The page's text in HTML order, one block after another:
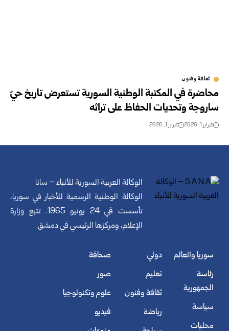
ثقافة وفنون
محاضرة في المكتبة الوطنية السورية تستعرض تاريخ حيّ
ساروجة وتحديات الحفاظ على تراثه
فبراير 1, 2026 فبراير 1, 2026
الوكالة العربية السورية للأنباء – سانا
الوكالة الوطنية الرسمية للأخبار في سوريا،
تأسست في 24 يونيو 1965. تتبع وزارة
الإعلام، ومركزها الرئيسي في دمشق.
سوريا والعالم
رئاسة
الجمهورية
سياسة
محليات
دولي
تعليم
ثقافة وفنون
رياضة
صحافة
صور
علوم وتكنولوجيا
فيديو